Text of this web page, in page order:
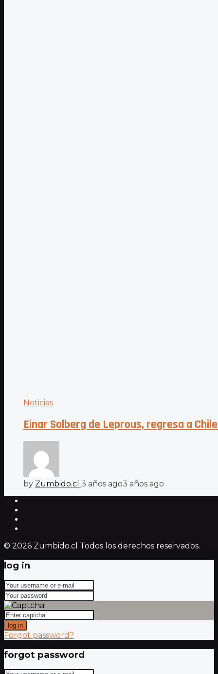
Noticias
Einar Solberg de Leprous, regresa a
by Zumbido.cl 3 años ago3 años ago
© 2026 Zumbido.cl Todos los derechos reservados.
log in
log in
Forgot password?
forgot password